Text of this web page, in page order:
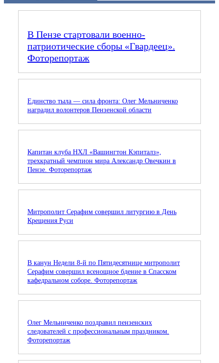
В Пензе стартовали военно-
патриотические сборы «Гвардеец».
Фоторепортаж
Единство тыла — сила фронта: Олег Мельниченко
наградил волонтеров Пензенской области
Капитан клуба НХЛ «Вашингтон Кэпиталз»,
трехкратный чемпион мира Александр Овечкин в
Пензе. Фоторепортаж
Митрополит Серафим совершил литургию в День
Крещения Руси
В канун Недели 8-й по Пятидесятнице митрополит
Серафим совершил всенощное бдение в Спасском
кафедральном соборе. Фоторепортаж
Олег Мельниченко поздравил пензенских
следователей с профессиональным праздником.
Фоторепортаж